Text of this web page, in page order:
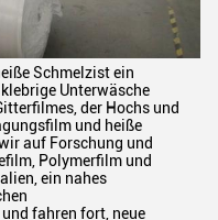
Schmelzist ein
Unterwäsche
der Hochs und
und heiße
auf Forschung und
Polymerfilm und
ein nahes
fahren fort, neue